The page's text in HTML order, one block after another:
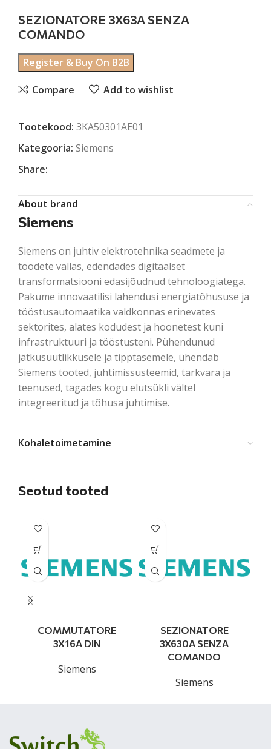
SEZIONATORE 3X63A SENZA
COMANDO
Register & Buy On B2B
Compare Add to wishlist
Tootekood: 3KA50301AE01
Kategooria: Siemens
Share:
About brand
Siemens
Siemens on juhtiv elektrotehnika seadmete ja
toodete vallas, edendades digitaalset
transformatsiooni edasijõudnud tehnoloogiatega.
Pakume innovaatilisi lahendusi energiatõhususe ja
tööstusautomaatika valdkonnas erinevates
sektorites, alates kodudest ja hoonetest kuni
infrastruktuuri ja tööstusteni. Pühendunud
jätkusuutlikkusele ja tipptasemele, ühendab
Siemens tooted, juhtimissüsteemid, tarkvara ja
teenused, tagades kogu elutsükli vältel
integreeritud ja tõhusa juhtimise.
Kohaletoimetamine
Seotud tooted
COMMUTATORE
3X16A DIN
Siemens
SEZIONATORE
3X630A SENZA
COMANDO
Siemens